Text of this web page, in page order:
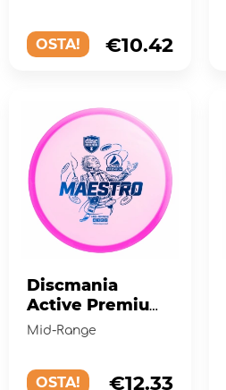
OSTA! €10.42
Discmania
Active Premium
Maestro Pink
Mid-Range
OSTA! €12.33